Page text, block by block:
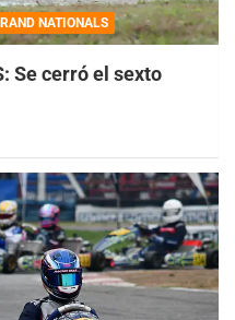
NATIONALS
Se cerró el sexto